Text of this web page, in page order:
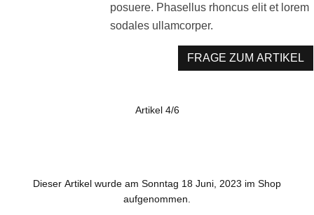
posuere. Phasellus rhoncus elit et lorem
sodales ullamcorper.
FRAGE ZUM ARTIKEL
Artikel 4/6
Dieser Artikel wurde am Sonntag 18 Juni, 2023 im Shop
aufgenommen.